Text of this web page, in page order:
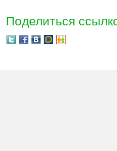
Поделиться